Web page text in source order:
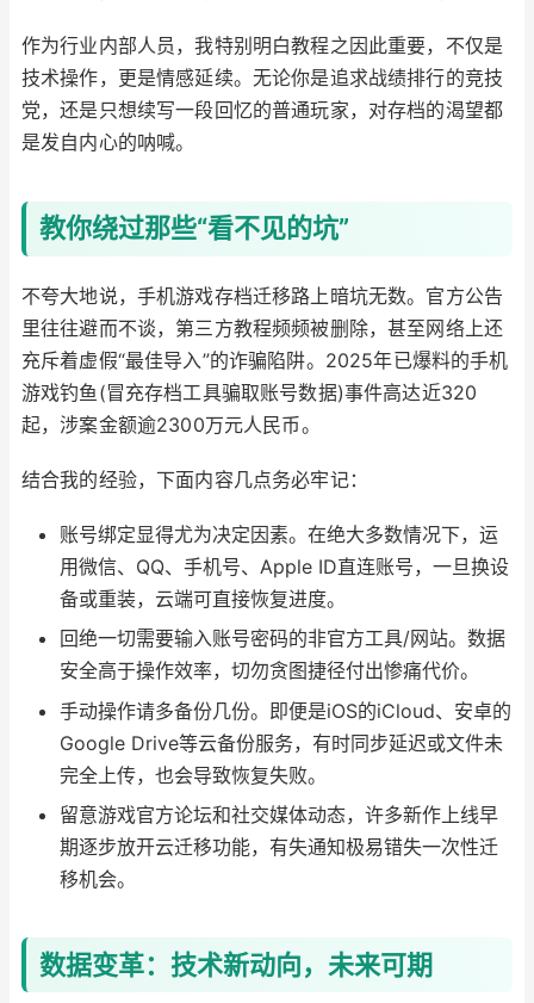
作为行业内部人员，我特别明白教程之因此重要，不仅是
技术操作，更是情感延续。无论你是追求战绩排行的竞技
党，还是只想续写一段回忆的普通玩家，对存档的渴望都
是发自内心的呐喊。
教你绕过那些“看不见的坑”
不夸大地说，手机游戏存档迁移路上暗坑无数。官方公告
里往往避而不谈，第三方教程频频被删除，甚至网络上还
充斥着虚假“最佳导入”的诈骗陷阱。2025年已爆料的手机
游戏钓鱼(冒充存档工具骗取账号数据)事件高达近320
起，涉案金额逾2300万元人民币。
结合我的经验，下面内容几点务必牢记：
账号绑定显得尤为决定因素。在绝大多数情况下，运
用微信、QQ、手机号、Apple ID直连账号，一旦换设
备或重装，云端可直接恢复进度。
回绝一切需要输入账号密码的非官方工具/网站。数据
安全高于操作效率，切勿贪图捷径付出惨痛代价。
手动操作请多备份几份。即便是iOS的iCloud、安卓的
Google Drive等云备份服务，有时同步延迟或文件未
完全上传，也会导致恢复失败。
留意游戏官方论坛和社交媒体动态，许多新作上线早
期逐步放开云迁移功能，有失通知极易错失一次性迁
移机会。
数据变革：技术新动向，未来可期